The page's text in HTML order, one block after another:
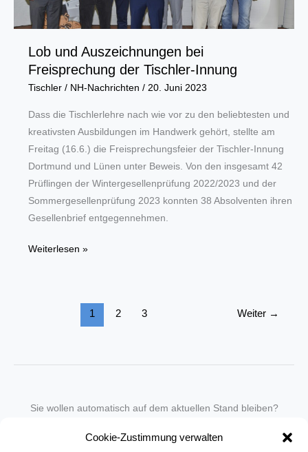
Cookie-Zustimmung verwalten
Lob und Auszeichnungen bei
Freisprechung der Tischler-Innung
Tischler/ NH-Nachrichten / 20. Juni 2023
Dass die Tischlerlehre nach wie vor zu den beliebtesten und
kreativsten Ausbildungen im Handwerk gehört, stellte am
Freitag (16.6.) die Freisprechungsfeier der Tischler-Innung
Dortmund und Lünen unter Beweis. Von den insgesamt 42
Prüflingen der Wintergesellenprüfung 2022/2023 und der
Sommergesellenprüfung 2023 konnten 38 Absolventen ihren
Gesellenbrief entgegennehmen.
Lob
Freisprechung
Weiterlesen »
1 2 3 Weiter →
Sie wollen automatisch auf dem aktuellen Stand bleiben?
in unseren Newsletter-Service auf.